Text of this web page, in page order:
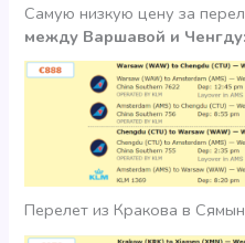
Самую низкую цену за
между Варшавой и
Перелет из Кракова в